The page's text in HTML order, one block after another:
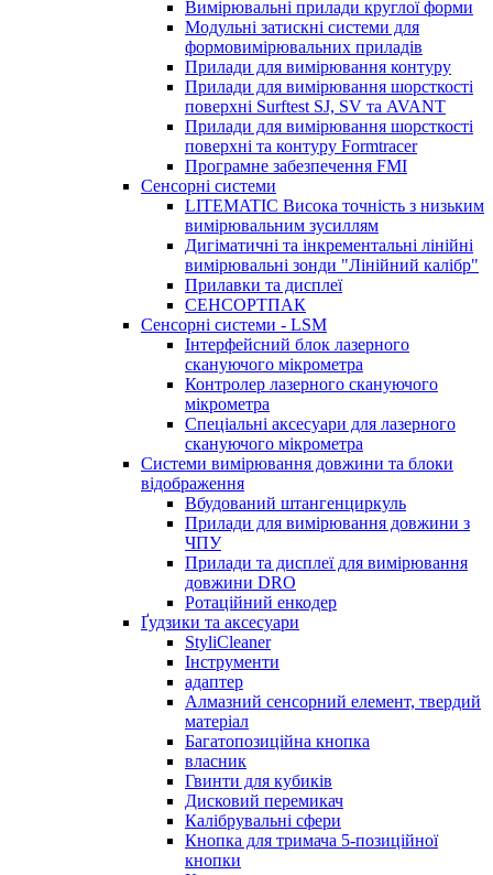
Вимірювальні прилади круглої форми
Модульні затискні системи для
формовимірювальних приладів
Прилади для вимірювання контуру
Прилади для вимірювання шорсткості
поверхні Surftest SJ, SV та AVANT
Прилади для вимірювання шорсткості
поверхні та контуру Formtracer
Програмне забезпечення FMI
Сенсорні системи
LITEMATIC Висока точність з низьким
вимірювальним зусиллям
Дигіматичні та інкрементальні лінійні
вимірювальні зонди "Лінійний калібр"
Прилавки та дисплеї
СЕНСОРТПАК
Сенсорні системи - LSM
Інтерфейсний блок лазерного
скануючого мікрометра
Контролер лазерного скануючого
мікрометра
Спеціальні аксесуари для лазерного
скануючого мікрометра
Системи вимірювання довжини та блоки
відображення
Вбудований штангенциркуль
Прилади для вимірювання довжини з
ЧПУ
Прилади та дисплеї для вимірювання
довжини DRO
Ротаційний енкодер
Ґудзики та аксесуари
StyliCleaner
Інструменти
адаптер
Алмазний сенсорний елемент, твердий
матеріал
Багатопозиційна кнопка
власник
Гвинти для кубиків
Дисковий перемикач
Калібрувальні сфери
Кнопка для тримача 5-позиційної
кнопки